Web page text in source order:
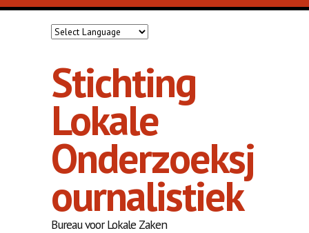
Overslaan en naar de inhoud gaan
Stichting
Lokale
Onderzoeksj
ournalistiek
Bureau voor Lokale Zaken